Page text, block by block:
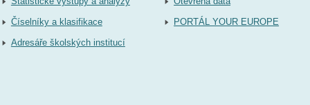
Číselníky a klasifikace
Adresáře školských institucí
PORTÁL YOUR EUROPE